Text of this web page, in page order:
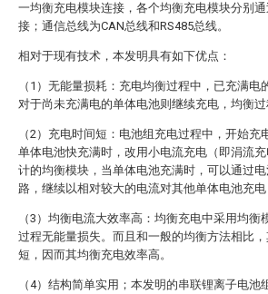
一均衡充电模块连接，各个均衡充电模块分别
接；通信总线为CAN总线和RS485总线。
相对于现有技术，本发明具有如下优点：
（1）无能量损耗：充电均衡过程中，已充满电
对于尚未充满电的单体电池则继续充电，均衡过
（2）充电时间短：电池组充电过程中，开始
单体电池快充满时，改用小电流充电（即涓流
计的均衡模块，当单体电池充满时，可以通过
路，继续以相对较大的电流对其他单体电池充
（3）均衡电流大效率高：均衡充电中采用均
过程无能量损失。而且和一般的均衡方法相比
短，因而其均衡充电效率高。
（4）结构简单实用；本发明的串联锂离子电